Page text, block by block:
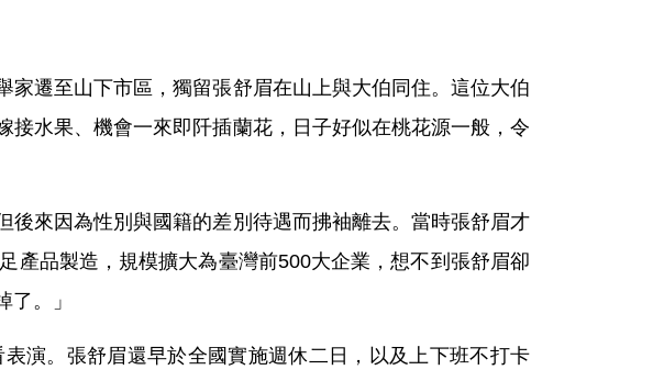
遷至山下市區，獨留張舒眉在山上與大伯同住。這位大伯
水果、機會一來即阡插蘭花，日子好似在桃花源一般，令
來因為性別與國籍的差別待遇而拂袖離去。當時張舒眉才
產品製造，規模擴大為臺灣前500大企業，想不到張舒眉卻
。」
演。張舒眉還早於全國實施週休二日，以及上下班不打卡